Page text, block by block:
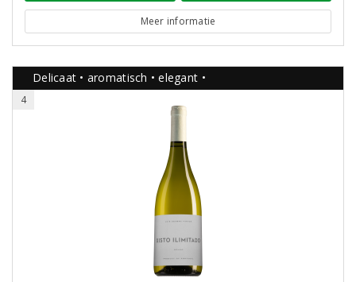
Meer informatie
Delicaat • aromatisch • elegant •
4